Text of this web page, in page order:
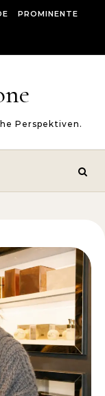
PROMINENTE
Perspektiven.